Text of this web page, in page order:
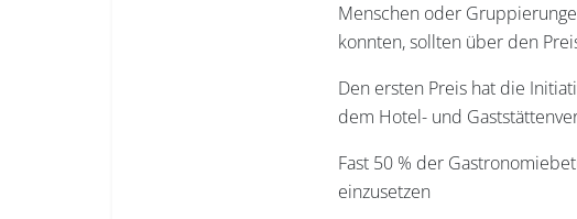
Menschen oder
konnten, sollten über den
Den ersten Preis hat die
dem Hotel- und
Fast 50 % der
einzusetzen